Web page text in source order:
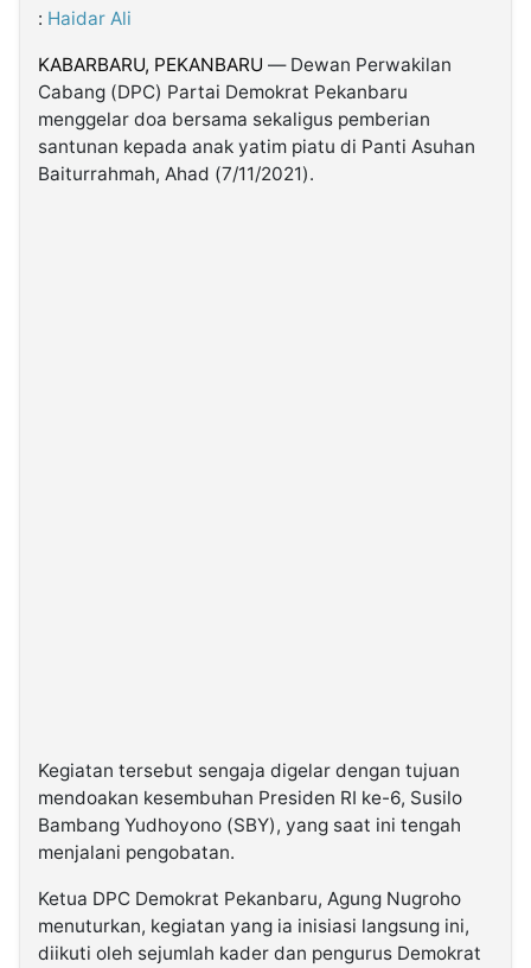
Kabarbaru.co
2026
: Haidar Ali
KABARBARU, PEKANBARU — Dewan Perwakilan
Cabang (DPC) Partai Demokrat Pekanbaru
menggelar doa bersama sekaligus pemberian
santunan kepada anak yatim piatu di Panti Asuhan
Baiturrahmah, Ahad (7/11/2021).
Kegiatan tersebut sengaja digelar dengan tujuan
mendoakan kesembuhan Presiden RI ke-6, Susilo
Bambang Yudhoyono (SBY), yang saat ini tengah
menjalani pengobatan.
Ketua DPC Demokrat Pekanbaru, Agung Nugroho
menuturkan, kegiatan yang ia inisiasi langsung ini,
diikuti oleh sejumlah kader dan pengurus Demokrat